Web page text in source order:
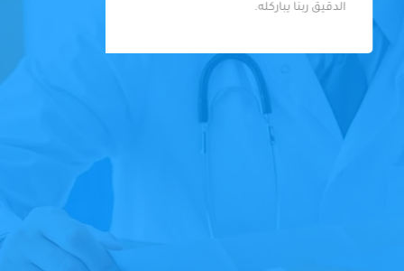
الدقيق ربنا يباركله.